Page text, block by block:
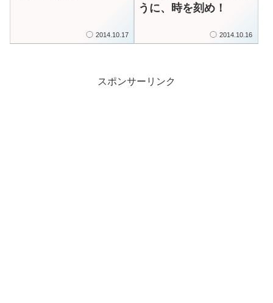
2014.10.17
うに、時を刻め！
2014.10.16
スポンサーリンク